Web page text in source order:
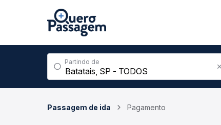
Partindo de
Passagem de ida Pagamento